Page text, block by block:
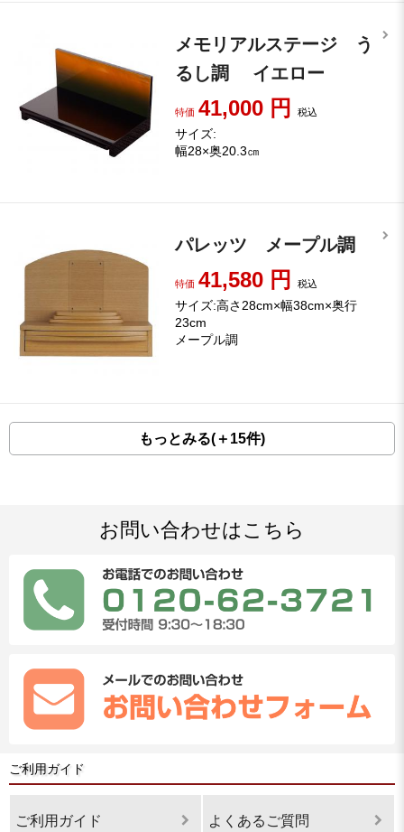
メモリアルステージ う
るし調 イエロー
特価 41,000 円税込
サイズ:
幅28×奥20.3㎝
パレッツ メープル調
特価 41,580 円税込
サイズ:高さ28cm×幅38cm×奥行
23cm
メープル調
もっとみる(＋15件)
お問い合わせはこちら
ご利用ガイド
ご利用ガイド よくあるご質問